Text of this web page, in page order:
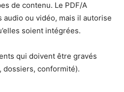
de contenu. Le PDF/A
audio ou vidéo, mais il autorise
soient intégrées.
qui doivent être gravés
dossiers, conformité).